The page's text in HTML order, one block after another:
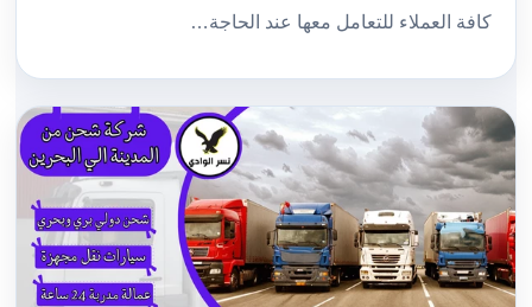
كافة العملاء للتعامل معها عند الحاجة…